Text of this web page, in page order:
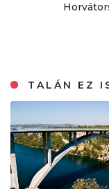
TALÁN EZ